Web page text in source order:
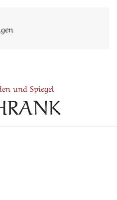
und Spiegel